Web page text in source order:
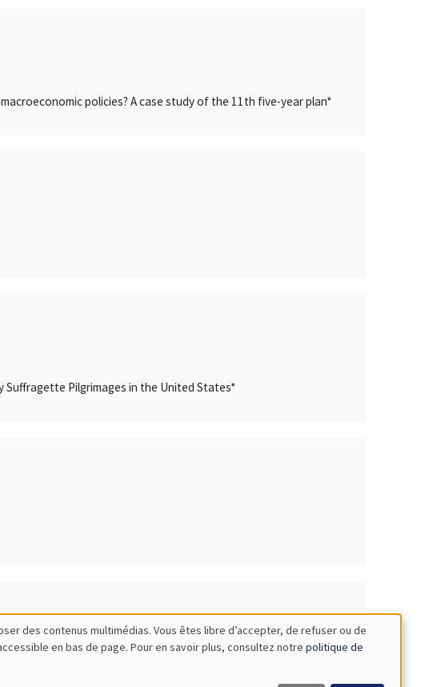
policies? A case study of the 11th five-year plan*
Suffragette Pilgrimages in the United States*
des contenus multimédias. Vous êtes libre d’accepter, de refuser ou de
en bas de page. Pour en savoir plus, consultez notre politique de